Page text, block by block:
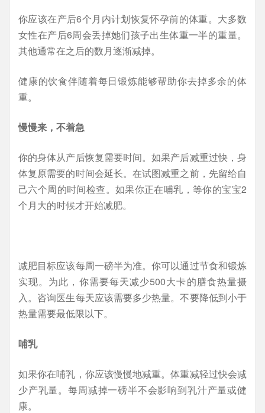
你应该在产后6个月内计划恢复怀孕前的体重。大多数
女性在产后6周会丢掉她们孩子出生体重一半的重量。
其他通常在之后的数月逐渐减掉。
健康的饮食伴随着每日锻炼能够帮助你去掉多余的体
重。
慢慢来，不着急
你的身体从产后恢复需要时间。如果产后减重过快，身
体复原需要的时间会延长。在试图减重之前，先留给自
己六个周的时间检查。如果你正在哺乳，等你的宝宝2
个月大的时候才开始减肥。
减肥目标应该每周一磅半为准。你可以通过节食和锻炼
实现。为此，你需要每天减少500大卡的膳食热量摄
入。咨询医生每天应该需要多少热量。不要降低到小于
热量需要最低限以下。
哺乳
如果你在哺乳，你应该慢慢地减重。体重减轻过快会减
少产乳量。每周减掉一磅半不会影响到乳汁产量或健
康。